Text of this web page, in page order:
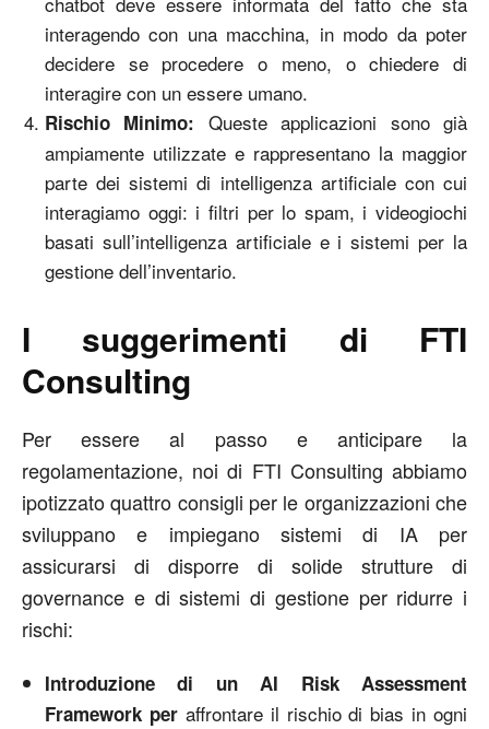
interagendo con una macchina, in modo da poter
decidere se procedere o meno, o chiedere di
interagire con un essere umano.
Rischio Minimo: Queste applicazioni sono già
ampiamente utilizzate e rappresentano la maggior
parte dei sistemi di intelligenza artificiale con cui
interagiamo oggi: i filtri per lo spam, i videogiochi
basati sull’intelligenza artificiale e i sistemi per la
gestione dell’inventario.
I suggerimenti di FTI
Consulting
Per essere al passo e anticipare la
regolamentazione, noi di FTI Consulting abbiamo
ipotizzato quattro consigli per le organizzazioni che
sviluppano e impiegano sistemi di IA per
assicurarsi di disporre di solide strutture di
governance e di sistemi di gestione per ridurre i
rischi:
Introduzione di un AI Risk Assessment
Framework per affrontare il rischio di bias in ogni